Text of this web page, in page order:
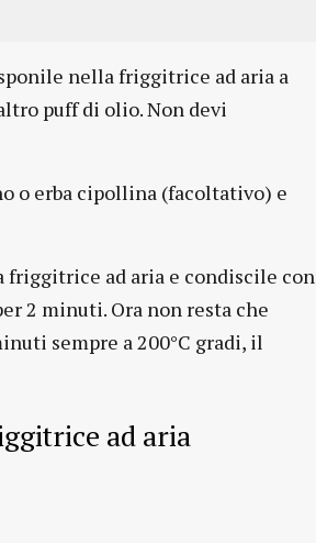
nella friggitrice ad aria a
puff di olio. Non devi
o erba cipollina (facoltativo) e
friggitrice ad aria e condiscile con
2 minuti. Ora non resta che
sempre a 200°C gradi, il
ad aria